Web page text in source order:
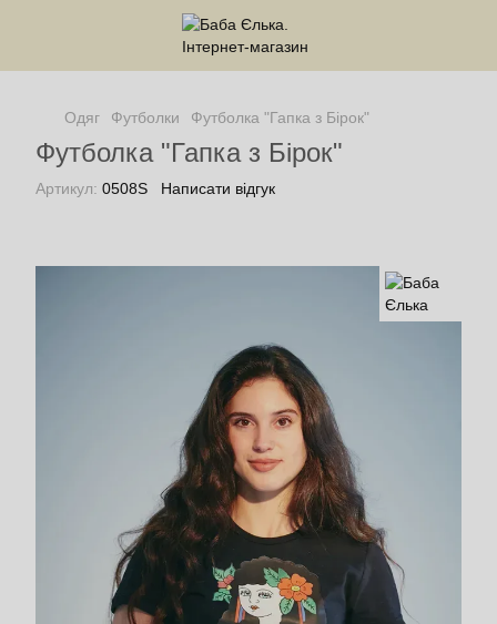
Одяг Футболки Футболка "Гапка з Бірок"
Футболка "Гапка з Бірок"
Артикул: 0508S Написати відгук